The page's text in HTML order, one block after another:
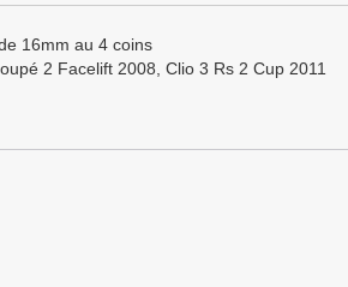
16mm au 4 coins
2 Facelift 2008, Clio 3 Rs 2 Cup 2011